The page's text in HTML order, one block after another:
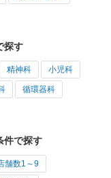
探す
精神科 小児科
循環器科
件で探す
舗数1～9